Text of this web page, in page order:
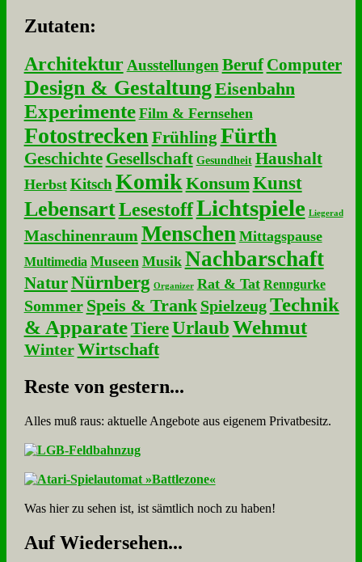
Zu­ta­ten:
Architektur Ausstellungen Beruf Computer
Design & GestaltungEisenbahn
Experimente Film & Fernsehen
Fotostrecken Frühling Fürth
Geschichte Gesellschaft Gesundheit Haushalt
Herbst Kitsch Komik KonsumKunst
LebensartLesestoffLichtspiele Liegerad
Maschinenraum Menschen Mittagspause
Multimedia Museen Musik Nachbarschaft
NaturNürnberg Organizer Rat & Tat Renngurke
Sommer Speis & Trank Spielzeug Technik
& Apparate Tiere UrlaubWehmut
Winter Wirtschaft
Re­ste von ge­stern...
Alles muß raus: aktuelle An­ge­bo­te aus eigenem Privatbesitz.
Was hier zu sehen ist, ist sämt­lich noch zu haben!
Auf Wie­der­se­hen...